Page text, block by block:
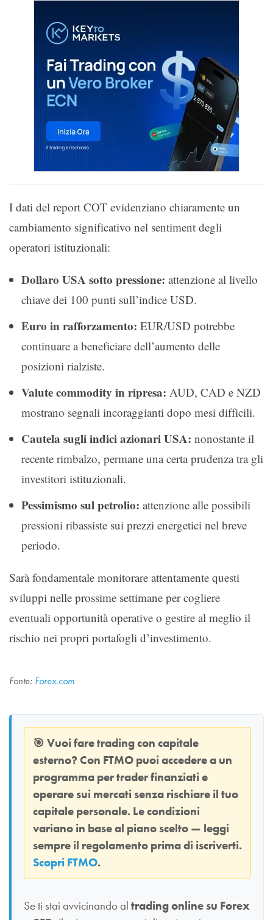
I dati del report COT evidenziano chiaramente un
cambiamento significativo nel sentiment degli
operatori istituzionali:
Dollaro USA sotto pressione: attenzione al livello
chiave dei 100 punti sull’indice USD.
Euro in rafforzamento: EUR/USD potrebbe
continuare a beneficiare dell’aumento delle
posizioni rialziste.
Valute commodity in ripresa: AUD, CAD e NZD
mostrano segnali incoraggianti dopo mesi difficili.
Cautela sugli indici azionari USA: nonostante il
recente rimbalzo, permane una certa prudenza tra gli
investitori istituzionali.
Pessimismo sul petrolio: attenzione alle possibili
pressioni ribassiste sui prezzi energetici nel breve
periodo.
Sarà fondamentale monitorare attentamente questi
sviluppi nelle prossime settimane per cogliere
eventuali opportunità operative o gestire al meglio il
rischio nei propri portafogli d’investimento.
Fonte: Forex.com
🎯 Vuoi fare trading con capitale
esterno? Con FTMO puoi accedere a un
programma per trader finanziati e
operare sui mercati senza rischiare il tuo
capitale personale. Le condizioni
variano in base al piano scelto — leggi
sempre il regolamento prima di iscriverti.
Scopri FTMO.
Se ti stai avvicinando al trading online su Forex